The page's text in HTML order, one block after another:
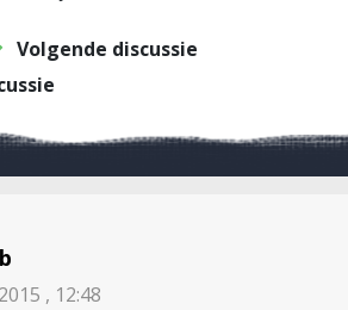
Volgende discussie
, 12:48